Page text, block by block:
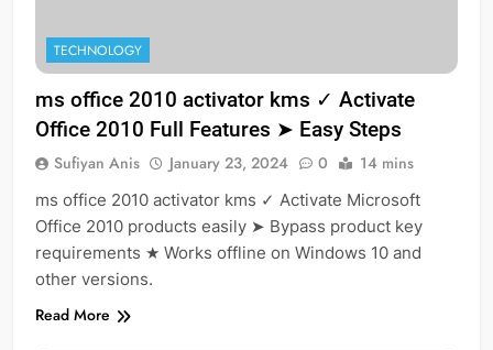
TECHNOLOGY
ms office 2010 activator kms ✓ Activate
Office 2010 Full Features ➤ Easy Steps
Sufiyan Anis January 23, 2024 0 14 mins
ms office 2010 activator kms ✓ Activate Microsoft
Office 2010 products easily ➤ Bypass product key
requirements ★ Works offline on Windows 10 and
other versions.
Read More